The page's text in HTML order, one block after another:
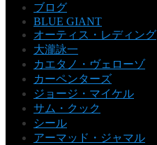
ブログ
BLUE GIANT
オーティス・レディング
大瀧詠一
カエタノ・ヴェローゾ
カーペンターズ
ジョージ・マイケル
サム・クック
シール
アーマッド・ジャマル